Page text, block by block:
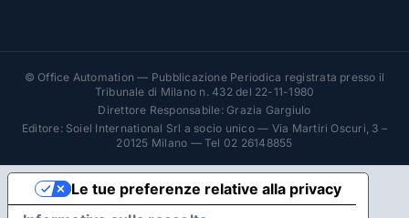
© Office Automation — Pubblicazione Periodica registrata presso il
Tribunale di Milano n. 432 del 22-11-1980
Direttore Responsabile: Grazia Gargiulo
Editore: Soiel International Srl a socio unico — Via Martiri Oscuri, 3 –
20125 Milano — Tel 02 26148855
Le tue preferenze relative alla privacy